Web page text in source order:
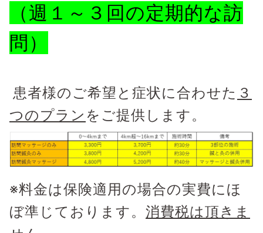
（週１～３回の定期的な訪
問）
患者様のご希望と症状に合わせた ３
つのプラン をご提供します。
※料金は保険適用の場合の実費にほ
ぼ準じております。 消費税は頂きま